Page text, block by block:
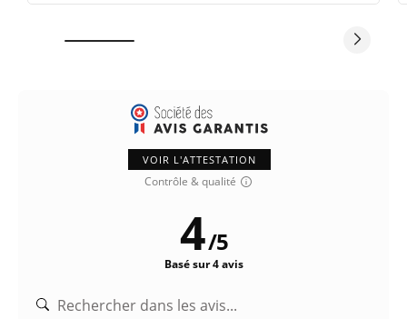
VOIR L'ATTESTATION
Contrôle & qualité
4/5
Basé sur 4 avis